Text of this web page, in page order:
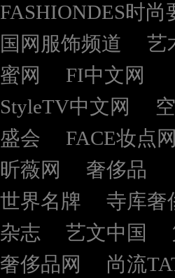
FASHIONDES时尚
国网服饰频道
艺
蜜网
FI中文网
StyleTV中文网
盛会
FACE妆点网
昕薇网
奢侈品
世界名牌
寺库奢
杂志
艺文中国
奢侈品网
尚流